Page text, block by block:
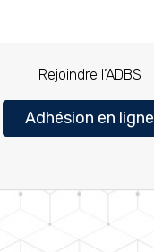
Rejoindre l’ADBS
Adhésion en ligne